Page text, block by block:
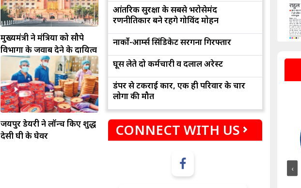
मुख्यमंत्री ने मंत्रियों को सौपे
विभागों के जवाब देने के दायित्व
जयपुर डेयरी ने लॉन्च किए शुद्ध
देसी घी के घेवर
आंतरिक सुरक्षा के सबसे भरोसेमंद
रणनीतिकार बने रहेंगे गोविंद मोहन
नार्को-आर्म्स सिंडिकेट सरगना गिरफ्तार
घूस लेते दो कर्मचारी व दलाल अरेस्ट
डंपर से टकराई कार, एक ही परिवार के चार
लोगों की मौत
CONNECT WITH US
‹